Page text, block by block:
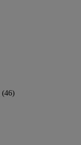
(46)